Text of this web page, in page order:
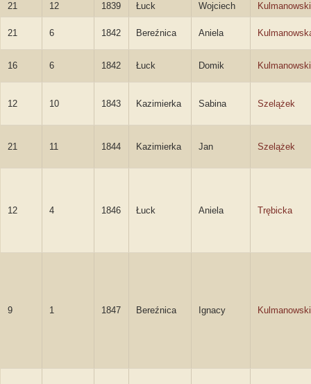
21 12 1839 Łuck Wojciech Kulmanowski
21 6 1842 Bereźnica Aniela
16 6 1842 Łuck Domik Kulmanowski
12 10 1843 Kazimierka Sabina Szelążek
21 11 1844 Kazimierka Jan Szelążek
12 4 1846 Łuck Aniela Trębicka
9 1 1847 Bereźnica Ignacy Kulmanowski